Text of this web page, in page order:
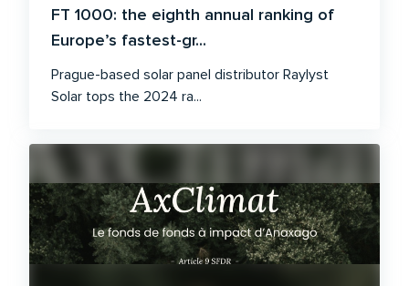
FT 1000: the eighth annual ranking of
Europe’s fastest-gr...
Prague-based solar panel distributor Raylyst
Solar tops the 2024 ra...